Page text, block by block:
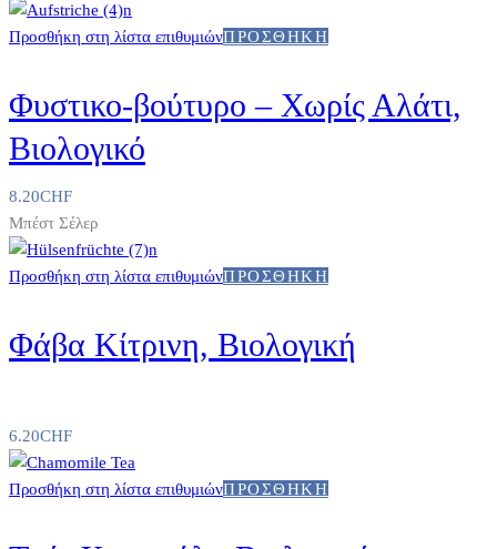
Προσθήκη στη λίστα επιθυμιώνΠΡΟΣΘΉΚΗ
Φυστικο-βούτυρο – Χωρίς Αλάτι,
Βιολογικό
8.20CHF
Μπέστ Σέλερ
Προσθήκη στη λίστα επιθυμιώνΠΡΟΣΘΉΚΗ
Φάβα Κίτρινη, Βιολογική
6.20CHF
Προσθήκη στη λίστα επιθυμιώνΠΡΟΣΘΉΚΗ